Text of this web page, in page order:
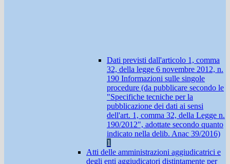
Dati previsti dall'articolo 1, comma
32, della legge 6 novembre 2012, n.
190 Informazioni sulle singole
procedure (da pubblicare secondo le
"Specifiche tecniche per la
pubblicazione dei dati ai sensi
dell'art. 1, comma 32, della Legge n.
190/2012", adottate secondo quanto
indicato nella delib. Anac 39/2016)
1
Atti delle amministrazioni aggiudicatrici e
degli enti aggiudicatori distintamente per